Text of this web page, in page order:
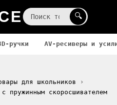
🔍
ручки AV-ресиверы и
для школьников
пружинным скоросшивателем